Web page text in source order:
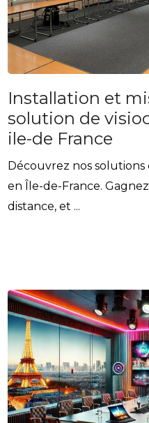
Installation et
solution de
ile-de France
Découvrez nos solutions
en Île-de-France.
distance, et ...